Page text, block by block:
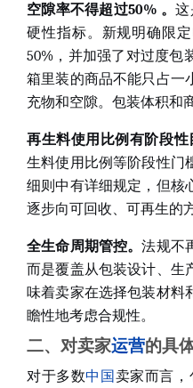
空隙率不得超过50% 。这
硬性指标。新规明确限
50%，并加强了对过度包
箱里装的商品不能只占一
充物和空隙。包装体积和
再生料使用比例有阶段性
生料使用比例等阶段性门
细则中有详细规定，但核
逐步向可回收、可再生的
全生命周期管控。法规不
而是覆盖从包装设计、生
味着卖家在选择包装材料
瞻性地考虑合规性。
二、对卖家运营的具
对于多数中国 卖家而言，